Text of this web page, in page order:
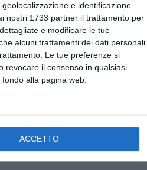
e identificazione
nostri 1733 partner il trattamento per
e modificare le tue
alcuni trattamenti dei dati personali
Le tue preferenze si
revocare il consenso in qualsiasi
alla pagina web.
ACCETTO